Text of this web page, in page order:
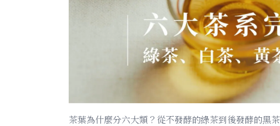
茶葉為什麼分六大類？從不發酵的綠茶到後發酵的黑